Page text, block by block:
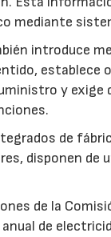
mediante
introduce
establece
y exige
de
disponen de
de la
de